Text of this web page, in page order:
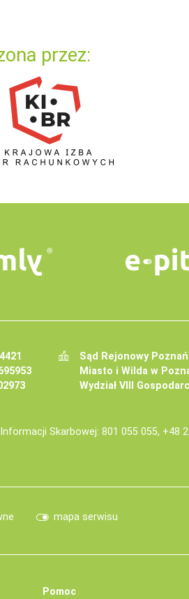
przez:
Sąd Rejonowy
Miasto i Wilda w
Wydział VIII
Skarbowej: 801 055 055, +48
mapa serwisu
Pomoc